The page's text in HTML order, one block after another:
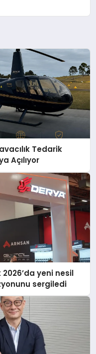
Tedarik
Açılıyor
yeni nesil
sergiledi